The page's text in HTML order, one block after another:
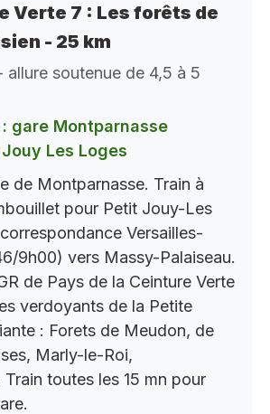
Verte 7 : Les forêts de
- 25 km
soutenue de 4,5 à 5
gare Montparnasse
Les Loges
de Montparnasse. Train à
pour Petit Jouy-Les
Versailles-
9h00) vers Massy-Palaiseau.
de Pays de la Ceinture Verte
verdoyants de la Petite
: Forets de Meudon, de
Marly-le-Roi,
toutes les 15 mn pour